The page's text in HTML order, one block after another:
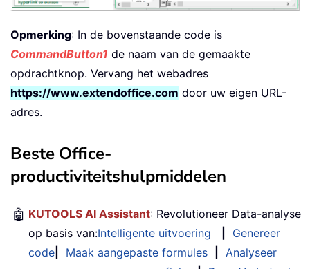
Opmerking: In de bovenstaande code is
CommandButton1 de naam van de gemaakte
opdrachtknop. Vervang het webadres
https://www.extendoffice.com door uw eigen URL-
adres.
Beste Office-
productiviteitshulpmiddelen
🤖 KUTOOLS AI Assistant: Revolutioneer Data-analyse
op basis van:Intelligente uitvoering
Genereer
code
Maak aangepaste formules
Analyseer